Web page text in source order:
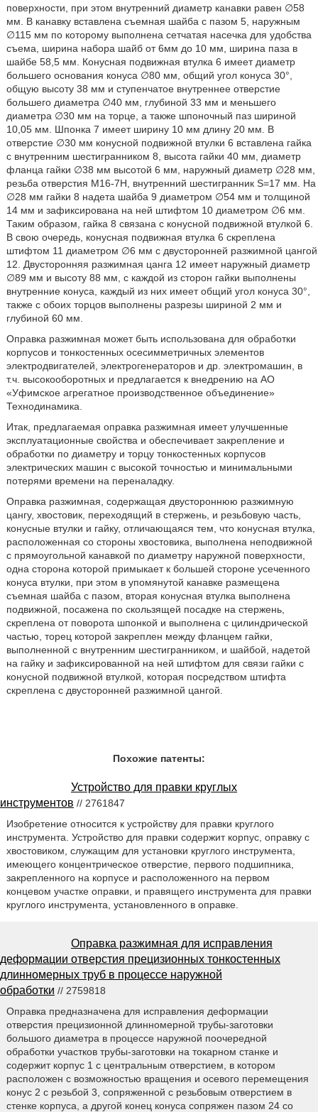
поверхности, при этом внутренний диаметр канавки равен ∅58
мм. В канавку вставлена съемная шайба с пазом 5, наружным
∅115 мм по которому выполнена сетчатая насечка для удобства
съема, ширина набора шайб от 6мм до 10 мм, ширина паза в
шайбе 58,5 мм. Конусная подвижная втулка 6 имеет диаметр
большего основания конуса ∅80 мм, общий угол конуса 30°,
общую высоту 38 мм и ступенчатое внутреннее отверстие
большего диаметра ∅40 мм, глубиной 33 мм и меньшего
диаметра ∅30 мм на торце, а также шпоночный паз шириной
10,05 мм. Шпонка 7 имеет ширину 10 мм длину 20 мм. В
отверстие ∅30 мм конусной подвижной втулки 6 вставлена гайка
с внутренним шестигранником 8, высота гайки 40 мм, диаметр
фланца гайки ∅38 мм высотой 6 мм, наружный диаметр ∅28 мм,
резьба отверстия М16-7Н, внутренний шестигранник S=17 мм. На
∅28 мм гайки 8 надета шайба 9 диаметром ∅54 мм и толщиной
14 мм и зафиксирована на ней штифтом 10 диаметром ∅6 мм.
Таким образом, гайка 8 связана с конусной подвижной втулкой 6.
В свою очередь, конусная подвижная втулка 6 скреплена
штифтом 11 диаметром ∅6 мм с двусторонней разжимной цангой
12. Двусторонняя разжимная цанга 12 имеет наружный диаметр
∅89 мм и высоту 88 мм, с каждой из сторон гайки выполнены
внутренние конуса, каждый из них имеет общий угол конуса 30°,
также с обоих торцов выполнены разрезы шириной 2 мм и
глубиной 60 мм.
Оправка разжимная может быть использована для обработки
корпусов и тонкостенных осесимметричных элементов
электродвигателей, электрогенераторов и др. электромашин, в
т.ч. высокооборотных и предлагается к внедрению на АО
«Уфимское агрегатное производственное объединение»
Технодинамика.
Итак, предлагаемая оправка разжимная имеет улучшенные
эксплуатационные свойства и обеспечивает закрепление и
обработки по диаметру и торцу тонкостенных корпусов
электрических машин с высокой точностью и минимальными
потерями времени на переналадку.
Оправка разжимная, содержащая двустороннюю разжимную
цангу, хвостовик, переходящий в стержень, и резьбовую часть,
конусные втулки и гайку, отличающаяся тем, что конусная втулка,
расположенная со стороны хвостовика, выполнена неподвижной
с прямоугольной канавкой по диаметру наружной поверхности,
одна сторона которой примыкает к большей стороне усеченного
конуса втулки, при этом в упомянутой канавке размещена
съемная шайба с пазом, вторая конусная втулка выполнена
подвижной, посажена по скользящей посадке на стержень,
скреплена от поворота шпонкой и выполнена с цилиндрической
частью, торец которой закреплен между фланцем гайки,
выполненной с внутренним шестигранником, и шайбой, надетой
на гайку и зафиксированной на ней штифтом для связи гайки с
конусной подвижной втулкой, которая посредством штифта
скреплена с двусторонней разжимной цангой.
Похожие патенты:
Устройство для правки круглых
инструментов // 2761847
Изобретение относится к устройству для правки круглого
инструмента. Устройство для правки содержит корпус, оправку с
хвостовиком, служащим для установки круглого инструмента,
имеющего концентрическое отверстие, первого подшипника,
закрепленного на корпусе и расположенного на первом
концевом участке оправки, и правящего инструмента для правки
круглого инструмента, установленного в оправке.
Оправка разжимная для исправления
деформации отверстия прецизионных тонкостенных
длинномерных труб в процессе наружной
обработки // 2759818
Оправка предназначена для исправления деформации
отверстия прецизионной длинномерной трубы-заготовки
большого диаметра в процессе наружной поочередной
обработки участков трубы-заготовки на токарном станке и
содержит корпус 1 с центральным отверстием, в котором
расположен с возможностью вращения и осевого перемещения
конус 2 с резьбой 3, сопряженной с резьбовым отверстием в
стенке корпуса, а другой конец конуса сопряжен пазом 24 со